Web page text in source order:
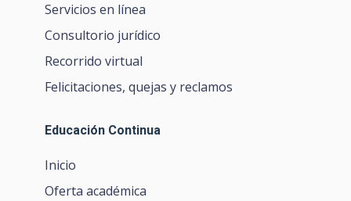
Servicios en línea
Consultorio jurídico
Recorrido virtual
Felicitaciones, quejas y reclamos
Educación Continua
Inicio
Oferta académica